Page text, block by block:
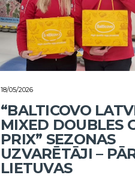
18/05/2026
“BALTICOVO
MIXED DOUBLES
PRIX” SEZONAS
UZVARĒTĀJI –
LIETUVAS